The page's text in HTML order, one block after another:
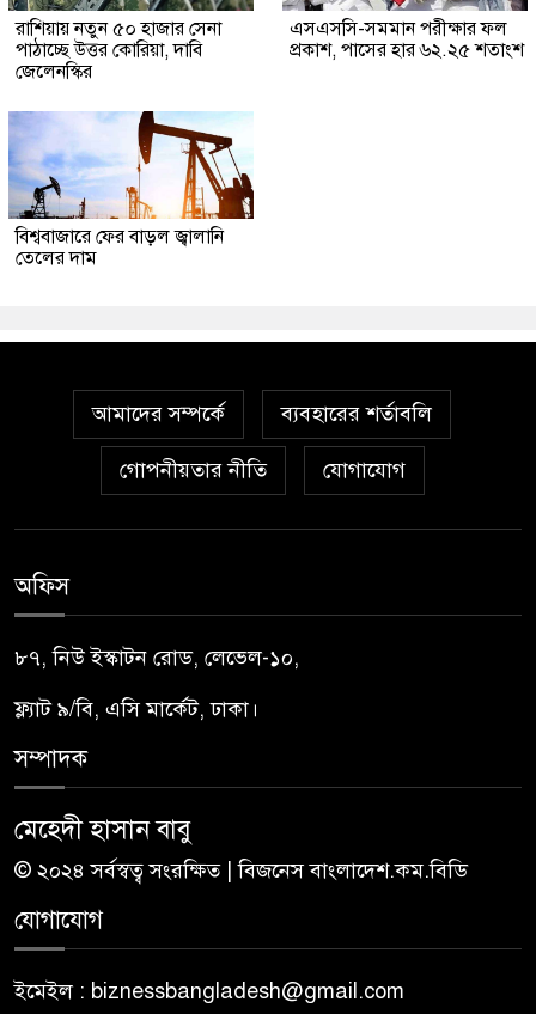
রাশিয়ায় নতুন ৫০ হাজার সেনা
পাঠাচ্ছে উত্তর কোরিয়া, দাবি
জেলেনস্কির
এসএসসি-সমমান পরীক্ষার ফল
প্রকাশ, পাসের হার ৬২.২৫ শতাংশ
বিশ্ববাজারে ফের বাড়ল জ্বালানি
তেলের দাম
আমাদের সম্পর্কে ব্যবহারের শর্তাবলি
গোপনীয়তার নীতি যোগাযোগ
অফিস
৮৭, নিউ ইস্কাটন রোড, লেভেল-১০,
ফ্ল্যাট ৯/বি, এসি মার্কেট, ঢাকা।
সম্পাদক
মেহেদী হাসান বাবু
© ২০২৪ সর্বস্বত্ব সংরক্ষিত | বিজনেস বাংলাদেশ.কম.বিডি
যোগাযোগ
ইমেইল : biznessbangladesh@gmail.com